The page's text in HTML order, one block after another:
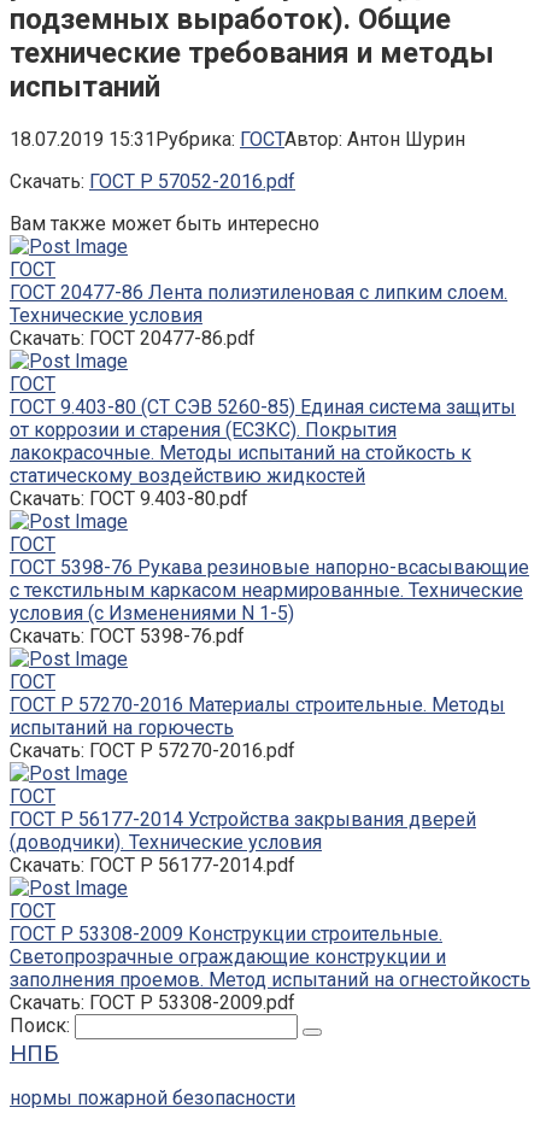
подземных выработок). Общие
технические требования и методы
испытаний
18.07.2019 15:31Рубрика: ГОСТАвтор: Антон Шурин
Скачать: ГОСТ Р 57052-2016.pdf
Вам также может быть интересно
ГОСТ
ГОСТ 20477-86 Лента полиэтиленовая с липким слоем.
Технические условия
Скачать: ГОСТ 20477-86.pdf
ГОСТ
ГОСТ 9.403-80 (СТ СЭВ 5260-85) Единая система защиты
от коррозии и старения (ЕСЗКС). Покрытия
лакокрасочные. Методы испытаний на стойкость к
статическому воздействию жидкостей
Скачать: ГОСТ 9.403-80.pdf
ГОСТ
ГОСТ 5398-76 Рукава резиновые напорно-всасывающие
с текстильным каркасом неармированные. Технические
условия (с Изменениями N 1-5)
Скачать: ГОСТ 5398-76.pdf
ГОСТ
ГОСТ Р 57270-2016 Материалы строительные. Методы
испытаний на горючесть
Скачать: ГОСТ Р 57270-2016.pdf
ГОСТ
ГОСТ Р 56177-2014 Устройства закрывания дверей
(доводчики). Технические условия
Скачать: ГОСТ Р 56177-2014.pdf
ГОСТ
ГОСТ Р 53308-2009 Конструкции строительные.
Светопрозрачные ограждающие конструкции и
заполнения проемов. Метод испытаний на огнестойкость
Скачать: ГОСТ Р 53308-2009.pdf
Поиск:
НПБ
нормы пожарной безопасности